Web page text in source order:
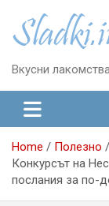
content
Вкусни
Home
Полезно
Конкурсът на
послания за по-